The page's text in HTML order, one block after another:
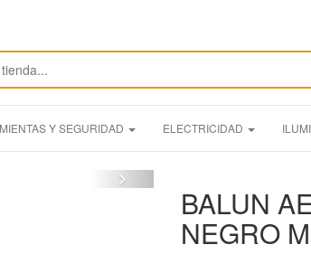
Y SEGURIDAD ELECTRICIDAD
BALUN
NEGRO